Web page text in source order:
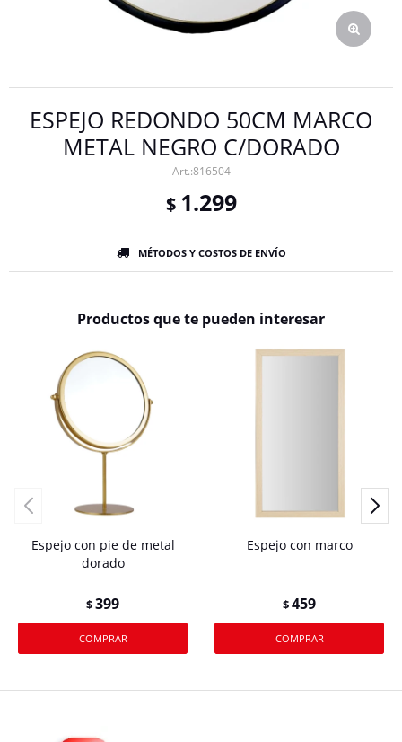
ESPEJO REDONDO 50CM MARCO
METAL NEGRO C/DORADO
816504
$ 1.299
MÉTODOS Y COSTOS DE ENVÍO
Productos que te pueden interesar
Espejo con pie de metal
dorado
$399
Espejo con marco
$459